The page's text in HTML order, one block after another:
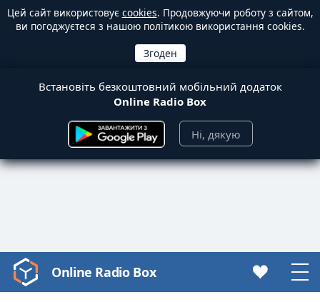
Цей сайт використовує cookies. Продовжуючи роботу з сайтом,
ви погоджуєтеся з нашою політикою використання cookies.
Встановіть безкоштовний мобільний додаток
Online Radio Box
Ні, дякую
Video
Player
Online Radio Box